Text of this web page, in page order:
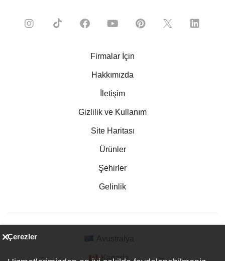
Firmalar İçin
Hakkımızda
İletişim
Gizlilik ve Kullanım
Site Haritası
Ürünler
Şehirler
Gelinlik
Kanada
Çerezler